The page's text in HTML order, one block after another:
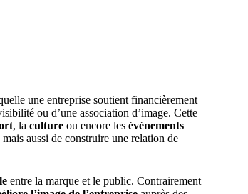
une entreprise soutient financièrement
ou d’une association d’image. Cette
, la culture ou encore les événements
aussi de construire une relation de
entre la marque et le public. Contrairement